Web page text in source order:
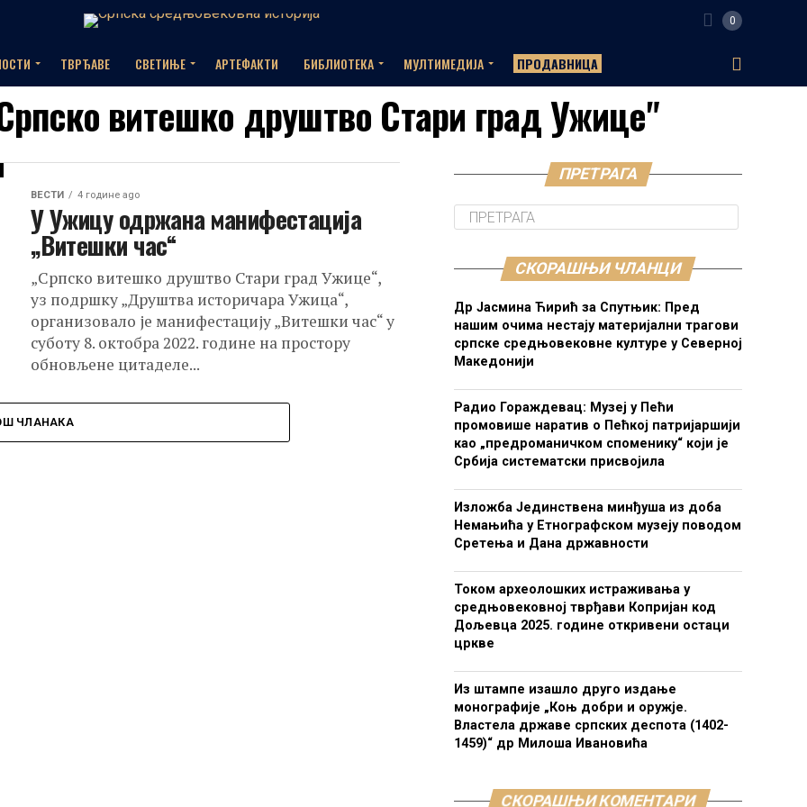
0
ТВРЂАВЕ СВЕТИЊЕ АРТЕФАКТИ БИБЛИОТЕКА МУЛТИМЕДИЈА ПРОДАВНИЦА
витешко друштво Стари град Ужице"
ВЕСТИ 4 године ago
У Ужицу одржана манифестација
„Витешки час“
„Српско витешко друштво Стари град Ужице“,
уз подршку „Друштва историчара Ужица“,
организовало је манифестацију „Витешки час“ у
суботу 8. октобра 2022. године на простору
обновљене цитаделе...
ЧЛАНАКА
ПРЕТРАГА
СКОРАШЊИ ЧЛАНЦИ
Др Јасмина Ћирић за Спутњик: Пред
нашим очима нестају материјални трагови
српске средњовековне културе у Северној
Македонији
Радио Гораждевац: Музеј у Пећи
промовише наратив о Пећкој патријаршији
као „предроманичком споменику“ који је
Србија систематски присвојила
Изложба Јединствена минђуша из доба
Немањића у Етнографском музеју поводом
Сретења и Дана државности
Током археолошких истраживања у
средњовековној тврђави Копријан код
Дољевца 2025. године откривени остаци
цркве
Из штампе изашло друго издање
монографије „Коњ добри и оружје.
Властела државе српских деспота (1402-
1459)“ др Милоша Ивановића
СКОРАШЊИ КОМЕНТАРИ